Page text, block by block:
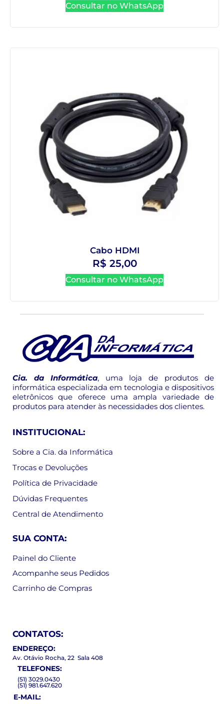
Consultar no WhatsApp
Cabo HDMI
R$ 25,00
Consultar no WhatsApp
Cia. da Informática, uma loja de produtos de
informática especializada em tecnologia e dispositivos
eletrônicos que oferece uma ampla variedade de
produtos para atender às necessidades dos clientes.
INSTITUCIONAL:
Sobre a Cia. da Informática
Trocas e Devoluções
Política de Privacidade
Dúvidas Frequentes
Central de Atendimento
SUA CONTA:
Painel do Cliente
Acompanhe seus Pedidos
Carrinho de Compras
CONTATOS:
ENDEREÇO:
Av. Otávio Rocha, 22 Sala 408
TELEFONES:
(51) 3029.0430
(51) 981.647.620
E-MAIL: